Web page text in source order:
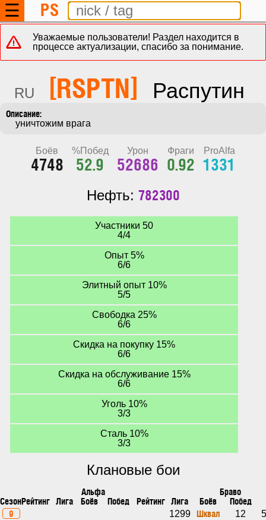
☰ PS
Уважаемые пользователи! Раздел находится в
процессе актуализации, спасибо за понимание.
RU [RSPTN] Распутин
    уничтожим врага
Боёв
4748
%Побед
52.9
Урон
52686
Фраги
0.92
ProAlfa
1331
Нефть: 782300
Участники 50
4/4
Опыт 5%
6/6
Элитный опыт 10%
5/5
Свободка 25%
6/6
Скидка на покупку 15%
6/6
Скидка на обслуживание 15%
6/6
Уголь 10%
3/3
Сталь 10%
3/3
Клановые бои
Альфа Браво
СезонРейтинг Лига Боёв Побед Рейтинг Лига Боёв
Побед
9
1299 Шквал 12